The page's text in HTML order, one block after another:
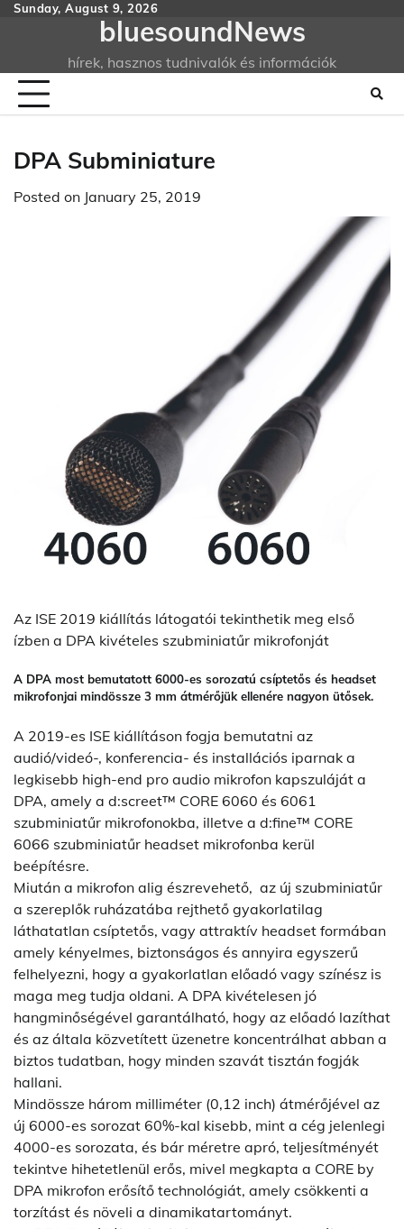
SkipSunday, August 9, 2026
bluesoundNews
hírek, hasznos tudnivalók és információk
DPA Subminiature
Posted on January 25, 2019
Az ISE 2019 kiállítás látogatói tekinthetik meg első
ízben a DPA kivételes szubminiatűr mikrofonját
A DPA most bemutatott 6000-es sorozatú csíptetős és headset
mikrofonjai mindössze 3 mm átmérőjük ellenére nagyon ütősek.
A 2019-es ISE kiállításon fogja bemutatni az
audió/videó-, konferencia- és installációs iparnak a
legkisebb high-end pro audio mikrofon kapszuláját a
DPA, amely a d:screet™ CORE 6060 és 6061
szubminiatűr mikrofonokba, illetve a d:fine™ CORE
6066 szubminiatűr headset mikrofonba kerül
beépítésre.
Miután a mikrofon alig észrevehető, az új szubminiatűr
a szereplők ruházatába rejthető gyakorlatilag
láthatatlan csíptetős, vagy attraktív headset formában
amely kényelmes, biztonságos és annyira egyszerű
felhelyezni, hogy a gyakorlatlan előadó vagy színész is
maga meg tudja oldani. A DPA kivételesen jó
hangminőségével garantálható, hogy az előadó lazíthat
és az általa közvetített üzenetre koncentrálhat abban a
biztos tudatban, hogy minden szavát tisztán fogják
hallani.
Mindössze három milliméter (0,12 inch) átmérőjével az
új 6000-es sorozat 60%-kal kisebb, mint a cég jelenlegi
4000-es sorozata, és bár méretre apró, teljesítményét
tekintve hihetetlenül erős, mivel megkapta a CORE by
DPA mikrofon erősítő technológiát, amely csökkenti a
torzítást és növeli a dinamikatartományt.